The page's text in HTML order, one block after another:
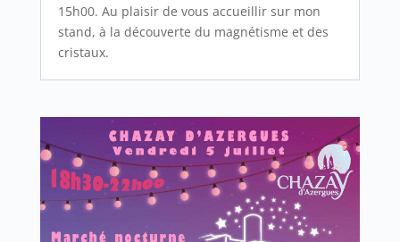
15h00. Au plaisir de vous accueillir sur mon
stand, à la découverte du magnétisme et des
cristaux.